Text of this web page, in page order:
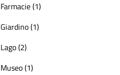
Farmacie (1)
Giardino (1)
Lago (2)
Museo (1)